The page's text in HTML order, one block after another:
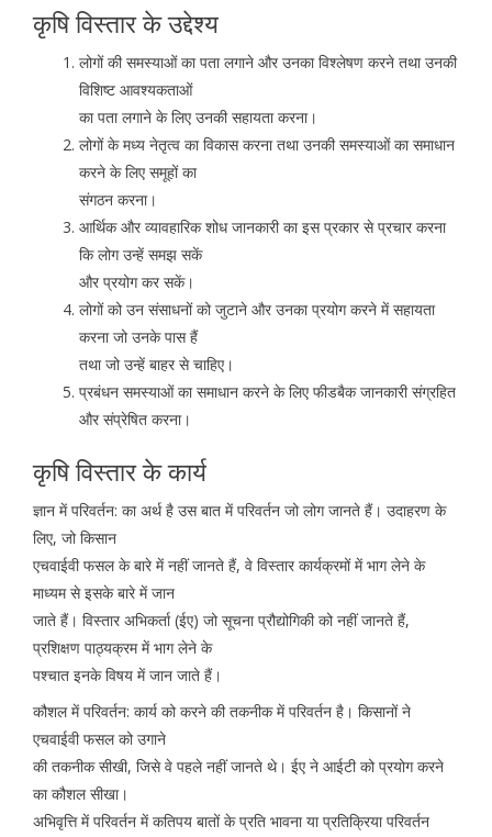
कृषि विस्तार के उद्देश्य
लोगों की समस्याओं का पता लगाने और उनका विश्लेषण करने तथा उनकी
विशिष्ट आवश्यकताओं
का पता लगाने के लिए उनकी सहायता करना।
लोगों के मध्य नेतृत्व का विकास करना तथा उनकी समस्याओं का समाधान
करने के लिए समूहों का
संगठन करना।
आर्थिक और व्यावहारिक शोध जानकारी का इस प्रकार से प्रचार करना
कि लोग उन्हें समझ सकें
और प्रयोग कर सकें।
लोगों को उन संसाधनों को जुटाने और उनका प्रयोग करने में सहायता
करना जो उनके पास हैं
तथा जो उन्हें बाहर से चाहिए।
प्रबंधन समस्याओं का समाधान करने के लिए फीडबैक जानकारी संग्रहित
और संप्रेषित करना।
कृषि विस्तार के कार्य
ज्ञान में परिवर्तन: का अर्थ है उस बात में परिवर्तन जो लोग जानते हैं। उदाहरण के
लिए, जो किसान
एचवाईवी फसल के बारे में नहीं जानते हैं, वे विस्तार कार्यक्रमों में भाग लेने के
माध्यम से इसके बारे में जान
जाते हैं। विस्तार अभिकर्ता (ईए) जो सूचना प्रौद्योगिकी को नहीं जानते हैं,
प्रशिक्षण पाठ्यक्रम में भाग लेने के
पश्चात इनके विषय में जान जाते हैं।
कौशल में परिवर्तन: कार्य को करने की तकनीक में परिवर्तन है। किसानों ने
एचवाईवी फसल को उगाने
की तकनीक सीखी, जिसे वे पहले नहीं जानते थे। ईए ने आईटी को प्रयोग करने
का कौशल सीखा।
अभिवृत्ति में परिवर्तन में कतिपय बातों के प्रति भावना या प्रतिक्रिया परिवर्तन